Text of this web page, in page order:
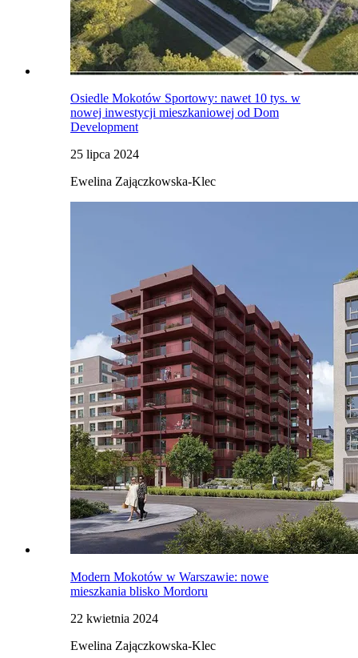
Osiedle Mokotów Sportowy: nawet 10 tys. w
nowej inwestycji mieszkaniowej od Dom
Development
25 lipca 2024
Ewelina Zajączkowska-Klec
Modern Mokotów w Warszawie: nowe
mieszkania blisko Mordoru
22 kwietnia 2024
Ewelina Zajączkowska-Klec